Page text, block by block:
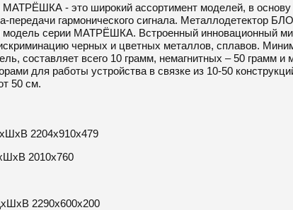
- это широкий ассортимент моделей, в
передачи гармонического сигнала. Металлодетектор
модель серии МАТРЁШКА. Встроенный инновационный
черных и цветных металлов, сплавов.
составляет всего 10 грамм, немагнитных – 50 грамм
для работы устройства в связке из 10-50
от 50 см.
2204x910x479
2010x760
2290x600x200